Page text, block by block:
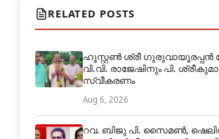
RELATED POSTS
ഹൂസ്റ്റൺ ശ്രീ ഗുരുവായൂരപ്പൻ
വി.വി. രാജേഷിനും പി.
സ്വീകരണം
Aug 6, 2026
റവ. ബിജു പി. സൈമൺ,